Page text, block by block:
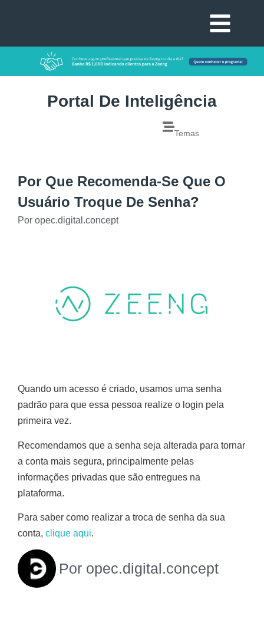
Portal De Inteligência
Temas
Por Que Recomenda-Se Que O
Usuário Troque De Senha?
Por opec.digital.concept
Quando um acesso é criado, usamos uma senha
padrão para que essa pessoa realize o login pela
primeira vez.
Recomendamos que a senha seja alterada para tornar
a conta mais segura, principalmente pelas
informações privadas que são entregues na
plataforma.
Para saber como realizar a troca de senha da sua
conta, clique aqui.
Por opec.digital.concept